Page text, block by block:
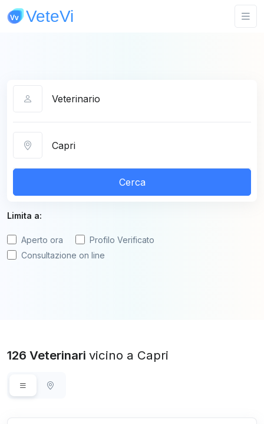
Cerca
Limita a:
Aperto ora
Profilo Verificato
Consultazione on line
126 Veterinari vicino a Capri